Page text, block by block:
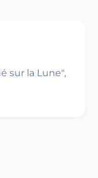
sur la Lune",